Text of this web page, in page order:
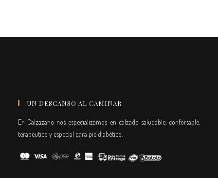
UN DESCANSO AL CAMINAR
En Calzazano nos especializamos en calzado saludable, confortable,
terapeutico y especial para pie diabético.